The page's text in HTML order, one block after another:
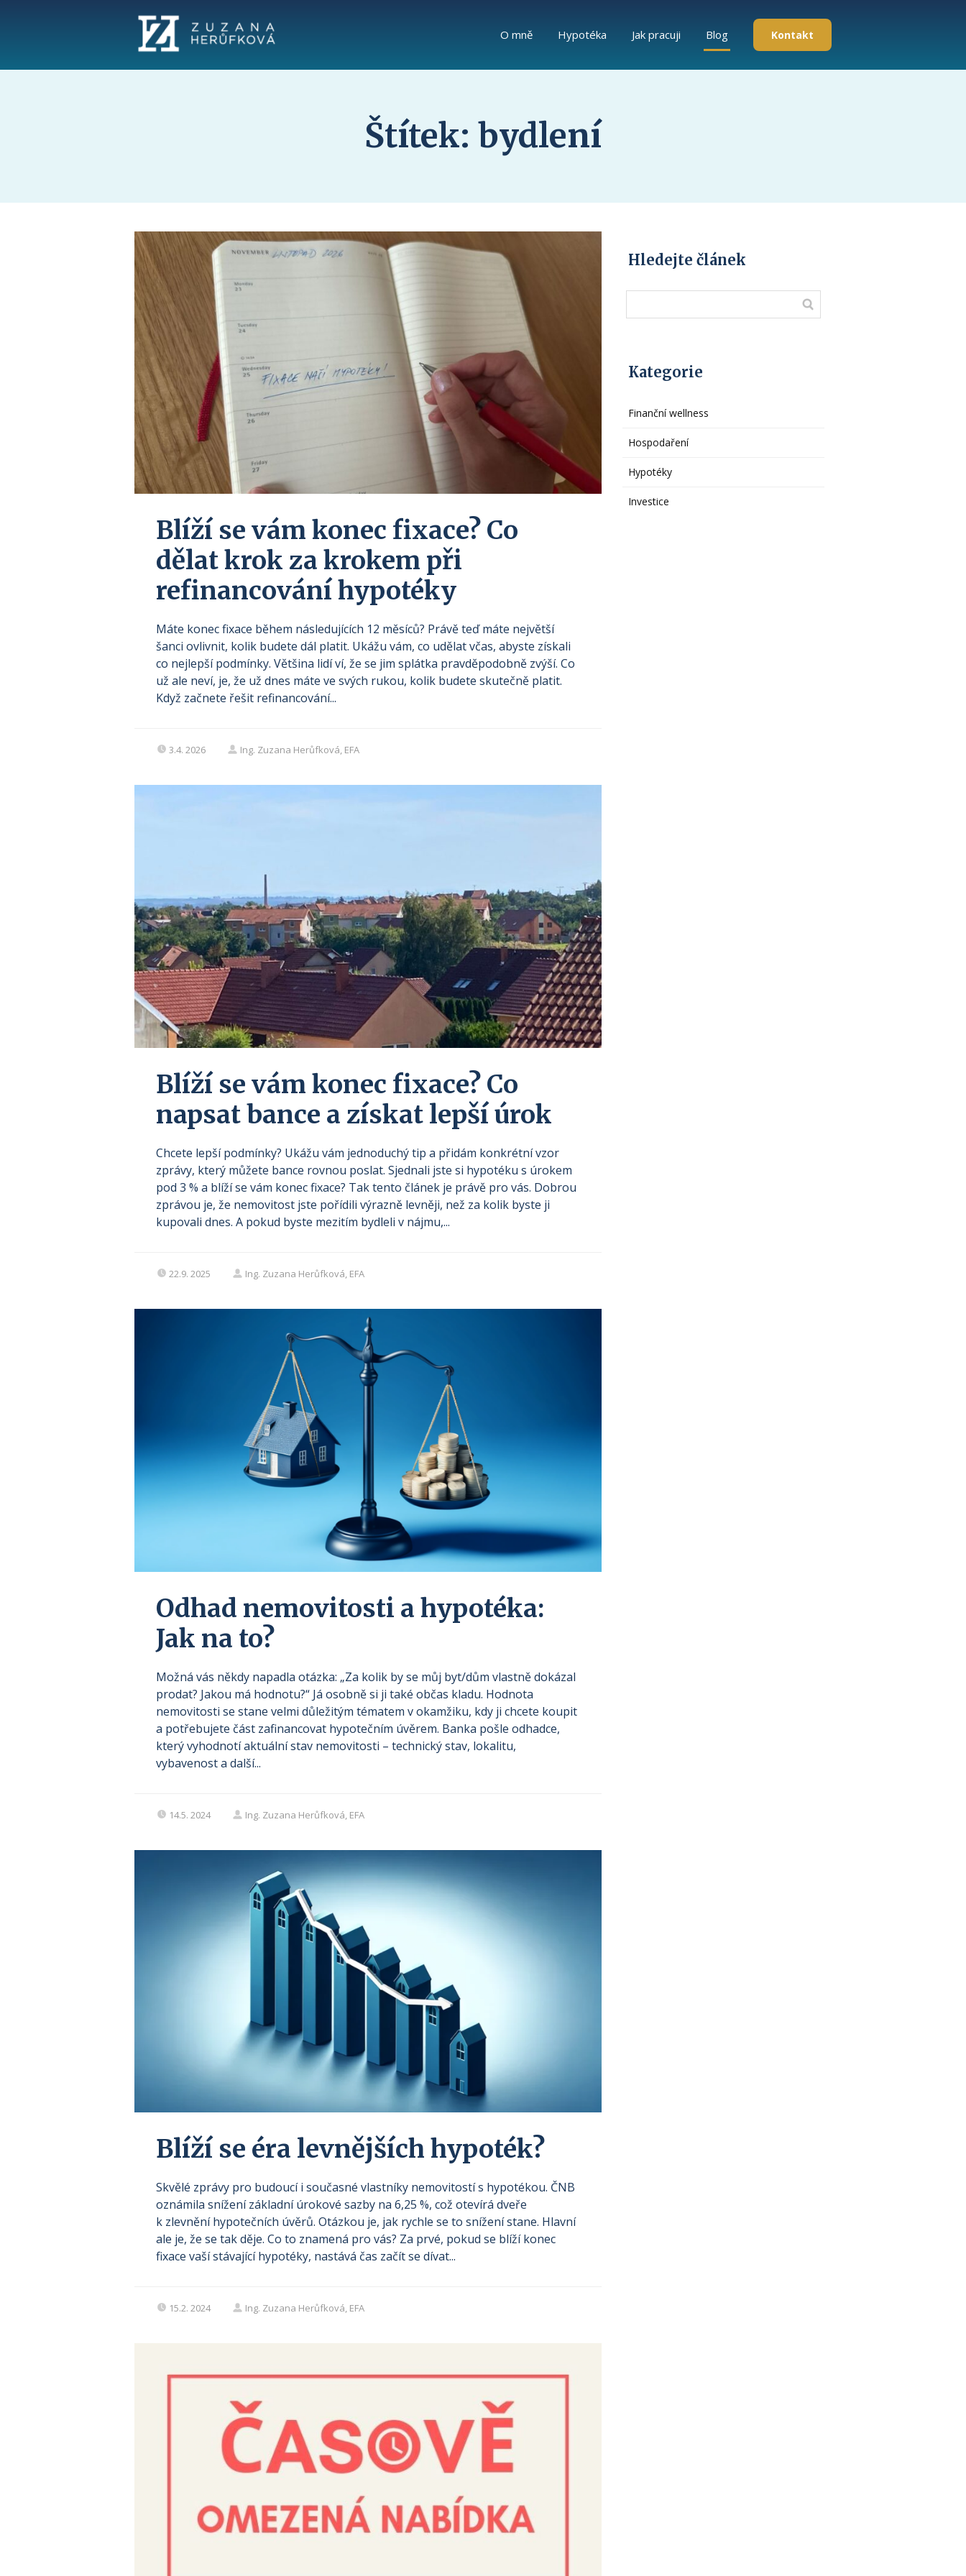
O mně Hypotéka Jak pracuji Blog Kontakt
Štítek: bydlení
Blíží se vám konec fixace? Co
dělat krok za krokem při
refinancování hypotéky
Máte konec fixace během následujících 12 měsíců? Právě teď máte největší
šanci ovlivnit, kolik budete dál platit. Ukážu vám, co udělat včas, abyste získali
co nejlepší podmínky. Většina lidí ví, že se jim splátka pravděpodobně zvýší. Co
už ale neví, je, že už dnes máte ve svých rukou, kolik budete skutečně platit.
Když začnete řešit refinancování...
3.4. 2026 Ing. Zuzana Herůfková, EFA
Blíží se vám konec fixace? Co
napsat bance a získat lepší úrok
Chcete lepší podmínky? Ukážu vám jednoduchý tip a přidám konkrétní vzor
zprávy, který můžete bance rovnou poslat. Sjednali jste si hypotéku s úrokem
pod 3 % a blíží se vám konec fixace? Tak tento článek je právě pro vás. Dobrou
zprávou je, že nemovitost jste pořídili výrazně levněji, než za kolik byste ji
kupovali dnes. A pokud byste mezitím bydleli v nájmu,...
22.9. 2025 Ing. Zuzana Herůfková, EFA
Odhad nemovitosti a hypotéka:
Jak na to?
Možná vás někdy napadla otázka: „Za kolik by se můj byt/dům vlastně dokázal
prodat? Jakou má hodnotu?“ Já osobně si ji také občas kladu. Hodnota
nemovitosti se stane velmi důležitým tématem v okamžiku, kdy ji chcete koupit
a potřebujete část zafinancovat hypotečním úvěrem. Banka pošle odhadce,
který vyhodnotí aktuální stav nemovitosti – technický stav, lokalitu,
vybavenost a další...
14.5. 2024 Ing. Zuzana Herůfková, EFA
Blíží se éra levnějších hypoték?
Skvělé zprávy pro budoucí i současné vlastníky nemovitostí s hypotékou. ČNB
oznámila snížení základní úrokové sazby na 6,25 %, což otevírá dveře
k zlevnění hypotečních úvěrů. Otázkou je, jak rychle se to snížení stane. Hlavní
ale je, že se tak děje. Co to znamená pro vás? Za prvé, pokud se blíží konec
fixace vaší stávající hypotéky, nastává čas začít se dívat...
15.2. 2024 Ing. Zuzana Herůfková, EFA
Hledejte článek
Kategorie
Finanční wellness
Hospodaření
Hypotéky
Investice